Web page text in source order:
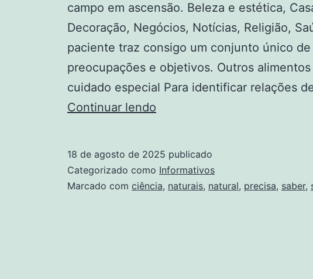
campo em ascensão. Beleza e estética,
Decoração, Negócios, Notícias, Religião,
paciente traz consigo um conjunto único
preocupações e objetivos. Outros
cuidado especial Para identificar relações
Continuar lendo
Trás
dos
18 de agosto de 2025 publicado
Categorizado como Informativos
Marcado com ciência, naturais, natural, precisa, saber,